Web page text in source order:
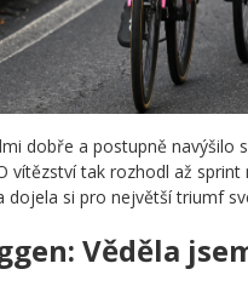
dobře a postupně navýšilo
vítězství tak rozhodl až
dojela si pro největší triumf
Věděla